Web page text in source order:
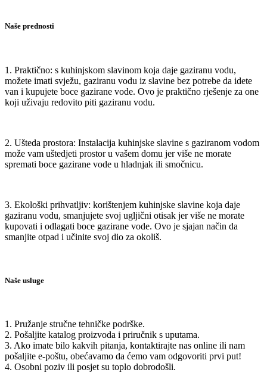
Naše prednosti
1. Praktično: s kuhinjskom slavinom koja daje gaziranu vodu,
možete imati svježu, gaziranu vodu iz slavine bez potrebe da idete
van i kupujete boce gazirane vode. Ovo je praktično rješenje za one
koji uživaju redovito piti gaziranu vodu.
2. Ušteda prostora: Instalacija kuhinjske slavine s gaziranom vodom
može vam uštedjeti prostor u vašem domu jer više ne morate
spremati boce gazirane vode u hladnjak ili smočnicu.
3. Ekološki prihvatljiv: korištenjem kuhinjske slavine koja daje
gaziranu vodu, smanjujete svoj ugljični otisak jer više ne morate
kupovati i odlagati boce gazirane vode. Ovo je sjajan način da
smanjite otpad i učinite svoj dio za okoliš.
Naše usluge
1. Pružanje stručne tehničke podrške.
2. Pošaljite katalog proizvoda i priručnik s uputama.
3. Ako imate bilo kakvih pitanja, kontaktirajte nas online ili nam
pošaljite e-poštu, obećavamo da ćemo vam odgovoriti prvi put!
4. Osobni poziv ili posjet su toplo dobrodošli.